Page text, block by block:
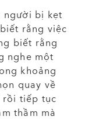
người bị kẹt
rằng việc
biết rằng
nghe một
khoảng
quay về
rồi tiếp tục
thầm mà